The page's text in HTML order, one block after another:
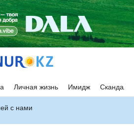
Личная жизнь Имидж Скандалы
с нами